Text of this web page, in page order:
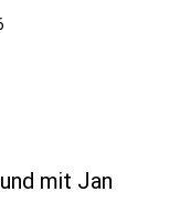
mit Jan